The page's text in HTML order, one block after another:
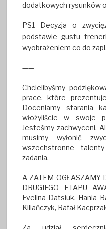
dodatkowych rysunków
PS1 Decyzja o
podstawie gustu
wyobrażeniem co do
——
Chcielibyśmy
prace, które
Doceniamy starania
włożyliście w swoje
Jesteśmy zachwyceni.
musimy wyłonić
wszechstronne
zadania.
A ZATEM OGŁASZAMY
DRUGIEGO ETAPU
Evelina Datsiuk, Hania
Kiliańczyk, Rafał